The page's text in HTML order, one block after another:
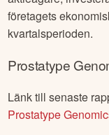
företagets
kvartalsperioden.
Prostatype
Länk till senaste
Prostatype